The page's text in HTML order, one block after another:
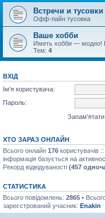
Встречи и
Офф-лайн тусовка
Ваше хобби
Иметь хобби — модно!
Тем: 4
ВХІД
Ім'я користувача:
Пароль:
ХТО ЗАРАЗ ОНЛАЙН
Всього онлайн 176 користувачів
інформація базується на
Рекорд відвідуваності (457
СТАТИСТИКА
Всього повідомлень: 2865 •
зареєстрований учасник: Enakin